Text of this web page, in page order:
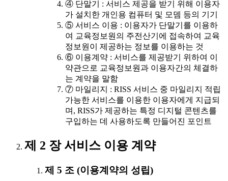
④ 단말기 : 서비스 제공을 받기 위해 이용자
가 설치한 개인용 컴퓨터 및 모뎀 등의 기기
⑤ 서비스 이용 : 이용자가 단말기를 이용하
여 교육정보원의 주전산기에 접속하여 교육
정보원이 제공하는 정보를 이용하는 것
⑥ 이용계약 : 서비스를 제공받기 위하여 이
약관으로 교육정보원과 이용자간의 체결하
는 계약을 말함
⑦ 마일리지 : RISS 서비스 중 마일리지 적립
가능한 서비스를 이용한 이용자에게 지급되
며, RISS가 제공하는 특정 디지털 콘텐츠를
구입하는 데 사용하도록 만들어진 포인트
제 2 장 서비스 이용 계약
제 5 조 (이용계약의 성립)